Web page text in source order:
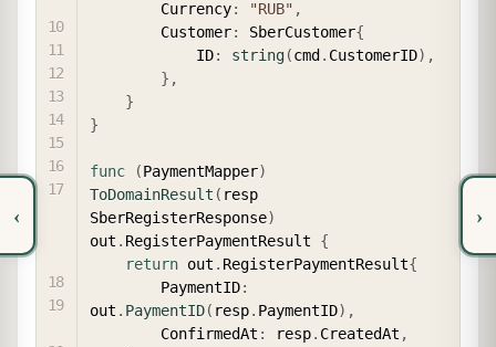
‹
        Currency
: "RUB" ,
        Customer
: SberCustomer{
            ID
: string(cmd . CustomerID) ,
} ,
}
}
func (PaymentMapper)
ToDomainResult ( resp
SberRegisterResponse)
out . RegisterPaymentResult {
return out . RegisterPaymentResult{
        PaymentID
:
out . PaymentID( resp. PaymentID) ,
        ConfirmedAt
: resp. CreatedAt ,
›